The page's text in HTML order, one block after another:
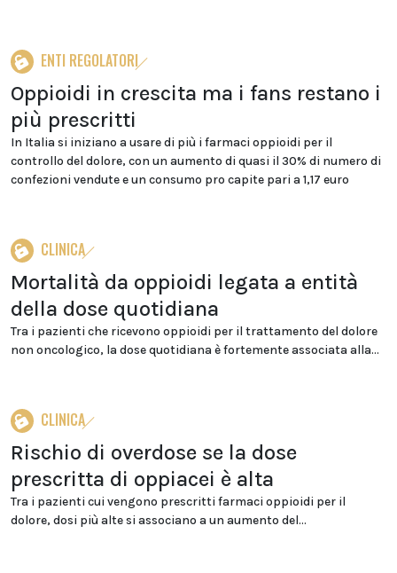
ENTI REGOLATORI
Oppioidi in crescita ma i fans restano i
più prescritti
In Italia si iniziano a usare di più i farmaci oppioidi per il
controllo del dolore, con un aumento di quasi il 30% di numero di
confezioni vendute e un consumo pro capite pari a 1,17 euro
CLINICA
Mortalità da oppioidi legata a entità
della dose quotidiana
Tra i pazienti che ricevono oppioidi per il trattamento del dolore
non oncologico, la dose quotidiana è fortemente associata alla...
CLINICA
Rischio di overdose se la dose
prescritta di oppiacei è alta
Tra i pazienti cui vengono prescritti farmaci oppioidi per il
dolore, dosi più alte si associano a un aumento del...